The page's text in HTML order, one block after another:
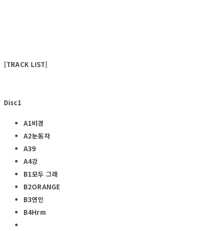
[TRACK LIST]
Disc1
A1비경
A2눈동자
A39
A4강
B1모두 그래
B2ORANGE
B3연인
B4Hrm